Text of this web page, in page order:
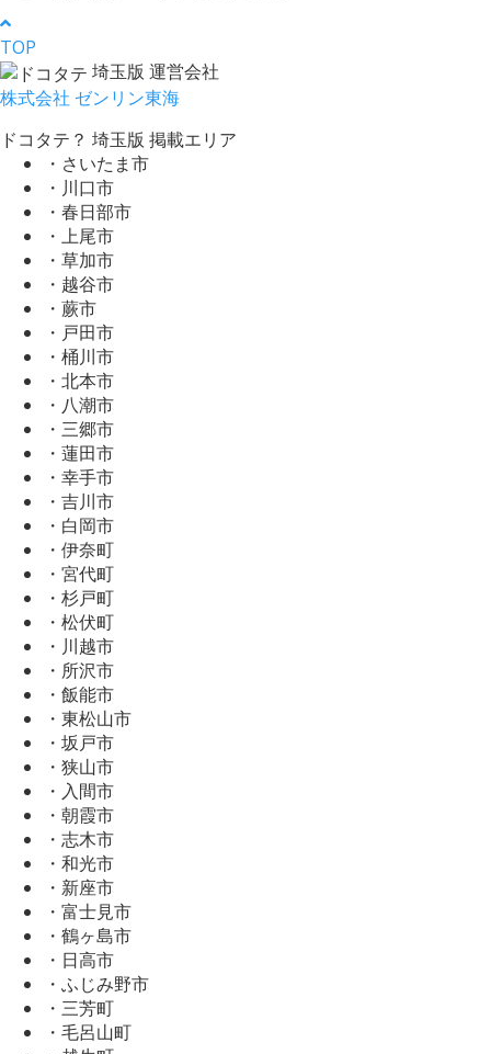
TOP
埼玉版 運営会社
株式会社 ゼンリン東海
ドコタテ？ 埼玉版 掲載エリア
・さいたま市
・川口市
・春日部市
・上尾市
・草加市
・越谷市
・蕨市
・戸田市
・桶川市
・北本市
・八潮市
・三郷市
・蓮田市
・幸手市
・吉川市
・白岡市
・伊奈町
・宮代町
・杉戸町
・松伏町
・川越市
・所沢市
・飯能市
・東松山市
・坂戸市
・狭山市
・入間市
・朝霞市
・志木市
・和光市
・新座市
・富士見市
・鶴ヶ島市
・日高市
・ふじみ野市
・三芳町
・毛呂山町